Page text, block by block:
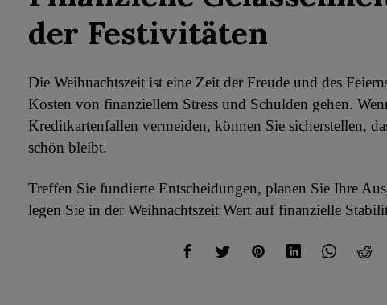
der Festivitäten
Die Weihnachtszeit ist eine Zeit der Freude und des
Kosten von finanziellem Stress und Schulden gehen.
Kreditkartenfallen vermeiden, können Sie sicherstellen,
schön bleibt.
Treffen Sie fundierte Entscheidungen, planen Sie Ihre
legen Sie in der Weihnachtszeit Wert auf finanzielle